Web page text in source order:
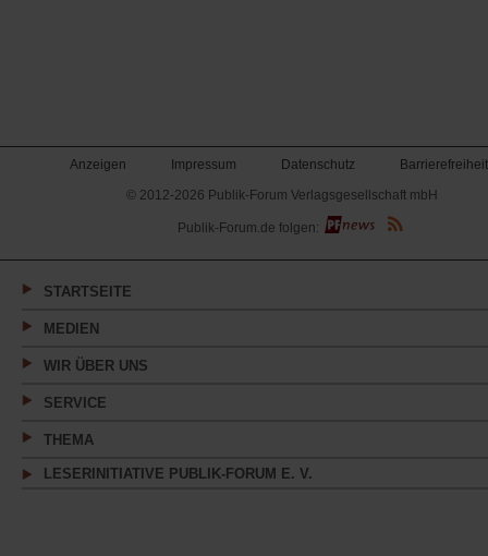
Anzeigen Impressum Datenschutz
Barrierefreiheit
© 2012-2026 Publik-Forum Verlagsgesellschaft mbH
(Öffnet
in
neuen
Publik-Forum.de folgen:
STARTSEITE
MEDIEN
WIR ÜBER UNS
SERVICE
THEMA
LESERINITIATIVE PUBLIK-FORUM E. V.